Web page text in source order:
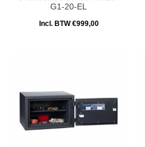
G1-20-EL
Incl. BTW €999,00